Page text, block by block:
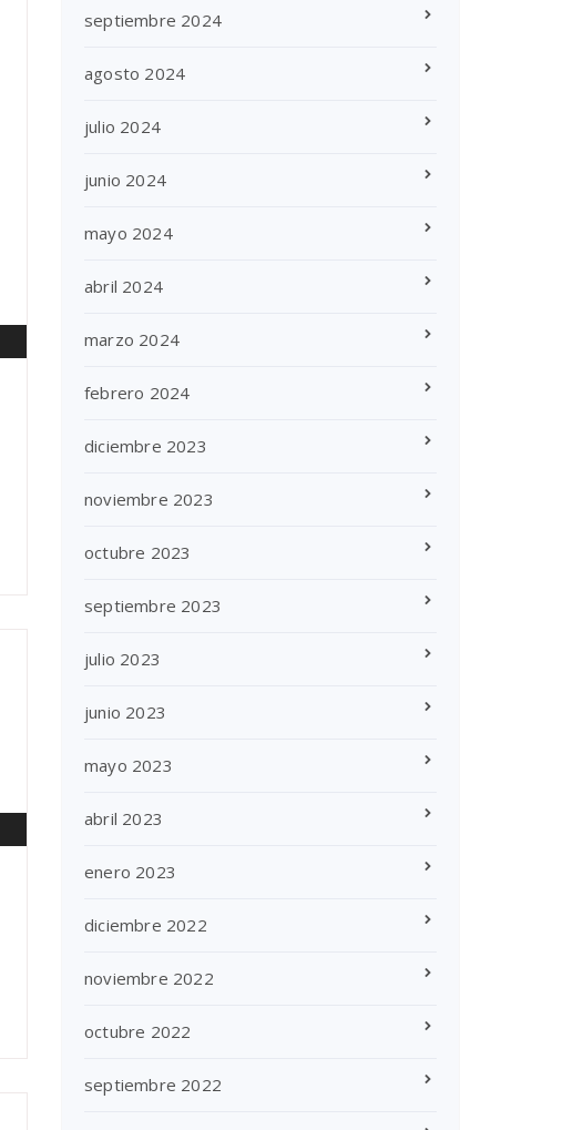
septiembre 2024
agosto 2024
julio 2024
junio 2024
mayo 2024
abril 2024
marzo 2024
febrero 2024
diciembre 2023
noviembre 2023
octubre 2023
septiembre 2023
julio 2023
junio 2023
mayo 2023
abril 2023
enero 2023
diciembre 2022
noviembre 2022
octubre 2022
septiembre 2022